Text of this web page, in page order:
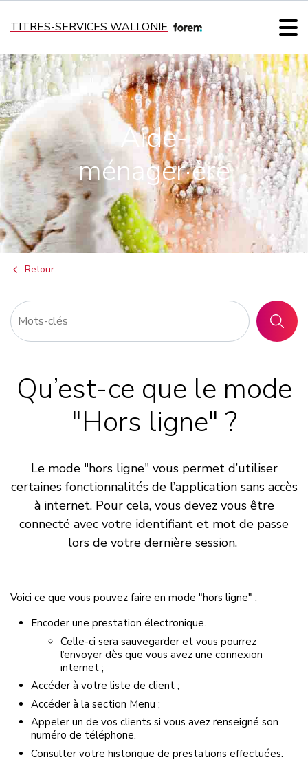
TITRES-SERVICES WALLONIE
Aide-
ménager·ère
Retour
Qu’est-ce que le mode
"Hors ligne" ?
Le mode "hors ligne" vous permet d’utiliser
certaines fonctionnalités de l’application sans accès
à internet. Pour cela, vous devez vous être
connecté avec votre identifiant et mot de passe
lors de votre dernière session.
Voici ce que vous pouvez faire en mode "hors ligne" :
Encoder une prestation électronique.
Celle-ci sera sauvegarder et vous pourrez
l’envoyer dès que vous avez une connexion
internet ;
Accéder à votre liste de client ;
Accéder à la section Menu ;
Appeler un de vos clients si vous avez renseigné son
numéro de téléphone.
Consulter votre historique de prestations effectuées.